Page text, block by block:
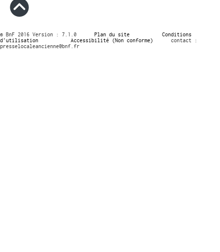
© BnF 2016 Version : 7.1.0 Plan du site
Conditions
d’utilisation
Accessibilité (Non conforme)
contact :
presselocaleancienne@bnf.fr